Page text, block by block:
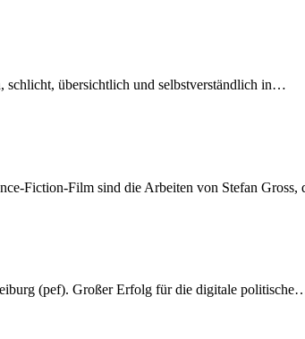
schlicht, übersichtlich und selbstverständlich in…
Fiction-Film sind die Arbeiten von Stefan
(pef). Großer Erfolg für die digitale